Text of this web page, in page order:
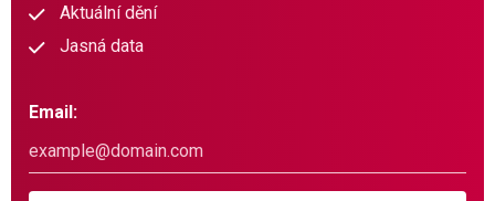
Aktuální dění
Jasná data
Email: